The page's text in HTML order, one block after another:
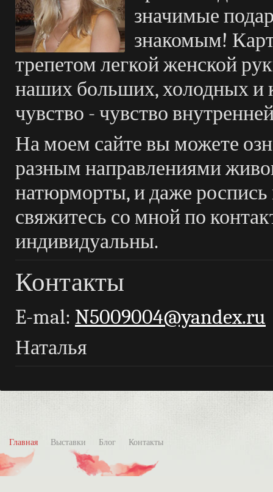
значимые
знакомым!
трепетом легкой женской
наших больших, холодных и
чувство - чувство
На моем сайте вы можете
разным направлениями
натюрморты, и даже
свяжитесь со мной по
индивидуальны.
Контакты
E-mal: N5009004@yandex.ru
Наталья
Главная Выставки Блог Контакты